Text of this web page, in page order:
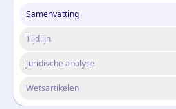
Samenvatting
Tijdlijn
Juridische analyse
Wetsartikelen